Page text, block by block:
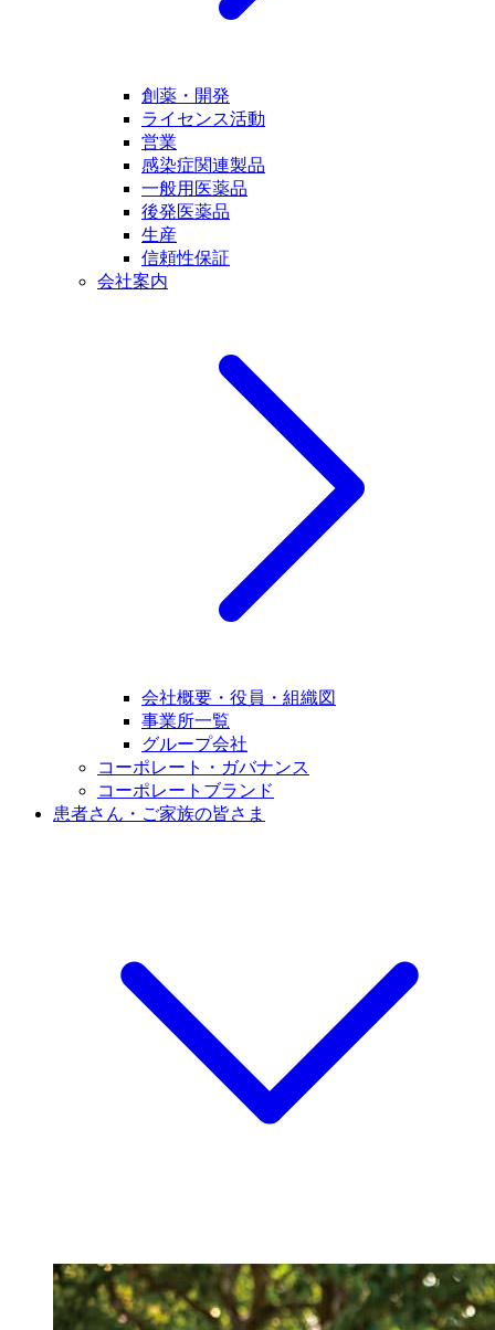
創薬・開発
ライセンス活動
営業
感染症関連製品
一般用医薬品
後発医薬品
生産
信頼性保証
会社案内
会社概要・役員・組織図
事業所一覧
グループ会社
コーポレート・ガバナンス
コーポレートブランド
患者さん・ご家族の皆さま